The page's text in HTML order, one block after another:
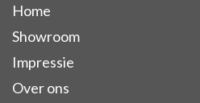
Home
Showroom
Impressie
Over ons